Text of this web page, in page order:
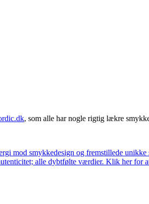
, som alle har nogle rigtig lækre
mod smykkedesign og fremstillede
alle dybtfølte værdier. Klik her for